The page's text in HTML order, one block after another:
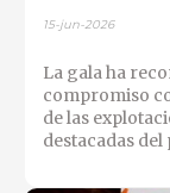
15-jun-2026
La gala ha
compromiso
de las
destacadas del